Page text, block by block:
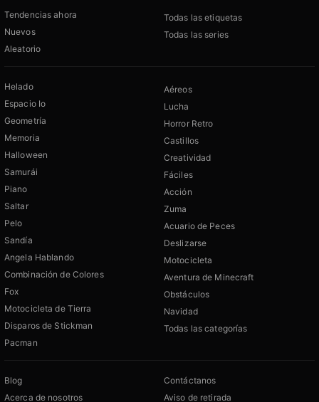
Tendencias ahora
Nuevos
Aleatorio
Todas las etiquetas
Todas las series
Helado
Espacio Io
Geometría
Memoria
Halloween
Samurái
Piano
Saltar
Pelo
Sandía
Angela Hablando
Combinación de Colores
Fox
Motocicleta de Tierra
Disparos de Stickman
Pacman
Aéreos
Lucha
Horror Retro
Castillos
Creatividad
Fáciles
Acción
Zuma
Acuario de Peces
Deslizarse
Motocicleta
Aventura de Minecraft
Obstáculos
Navidad
Todas las categorías
Blog
Acerca de nosotros
Contáctanos
Aviso de retirada